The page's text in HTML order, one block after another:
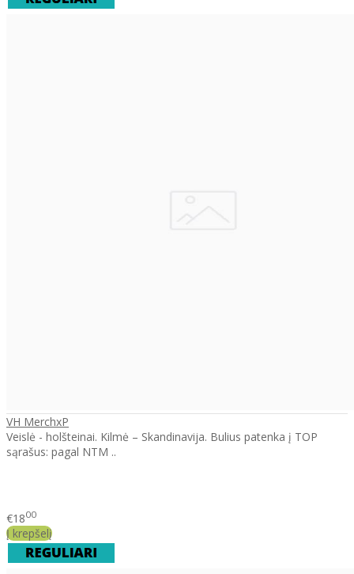
VH MerchxP
Veislė - holšteinai. Kilmė – Skandinavija. Bulius patenka į TOP
sąrašus: pagal NTM ..
€1800
Į krepšelį